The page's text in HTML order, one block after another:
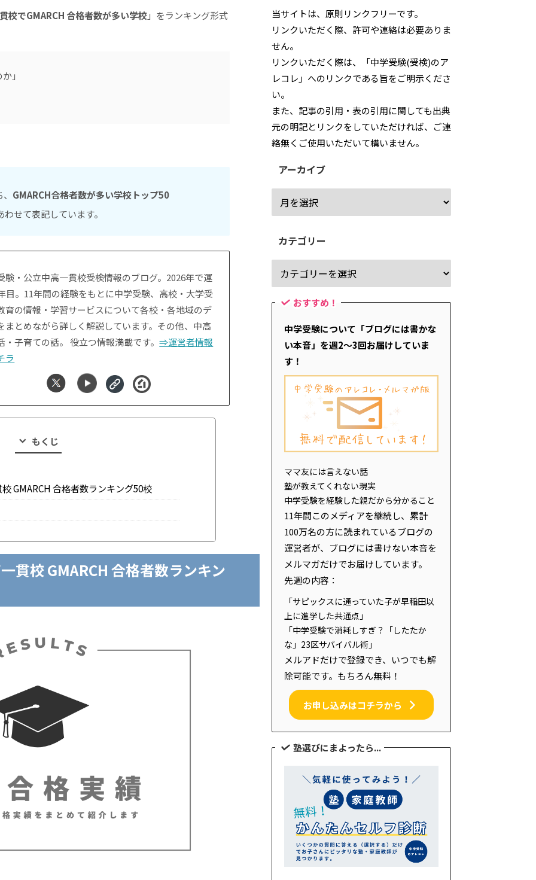
校でGMARCH 合格者数が多い学校」をランキング形式
」
GMARCH合格者数が多い学校トップ50
せて表記しています。
験・公立中高一貫校受検情報のブログ。2026年で運
目。11年間の経験をもとに中学受験、高校・大学受
育の情報・学習サービスについて各校・各地域のデ
まとめながら詳しく解説しています。その他、中高
・子育ての話。 役立つ情報満載です。⇒運営者情報
ラ
もくじ
GMARCH 合格者数ランキング50校
貫校 GMARCH 合格者数ランキン
当サイトは、原則リンクフリーです。
リンクいただく際、許可や連絡は必要ありま
せん。
リンクいただく際は、「中学受験(受検)のア
レコレ」へのリンクである旨をご明示くださ
い。
また、記事の引用・表の引用に関しても出典
元の明記とリンクをしていただければ、ご連
絡無くご使用いただいて構いません。
アーカイブ
カテゴリー
おすすめ！
中学受験について「ブログには書かな
い本音」を週2～3回お届けしていま
す！
ママ友には言えない話
塾が教えてくれない現実
中学受験を経験した親だから分かること
11年間このメディアを継続し、累計
100万名の方に読まれているブログの
運営者が、ブログには書けない本音を
メルマガだけでお届けしています。
先週の内容：
「サピックスに通っていた子が早稲田以
上に進学した共通点」
「中学受験で消耗しすぎ？「したたか
な」23区サバイバル術」
メルアドだけで登録でき、いつでも解
除可能です。もちろん無料！
お申し込みはコチラから
塾選びにまよったら...